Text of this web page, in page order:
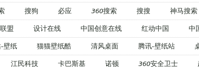
搜狗 必应 360搜索 搜搜 神马搜索
盟 设计在线 中国创意在线 红动中国 中
壁纸 猫猫壁纸酷 清风桌面 腾讯-壁纸站
江民科技 卡巴斯基 诺顿 360安全卫士